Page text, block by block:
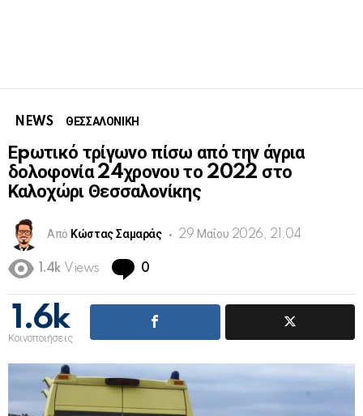
NEWS ΘΕΣΣΑΛΟΝΙΚΗ
Εpωτικό τρίγωνο πίσω από την άγρια
δολοφονία 24χρονου το 2022 στο
Καλοχώρι Θεσσαλονίκης
Από Κώστας Σαμαράς 29 Μαΐου 2026, 21:04
1.4k Views 0
1.6k
Κοινοποιήσεις